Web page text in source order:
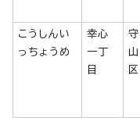
こうしんい
っちょうめ
幸心
一丁
目
守
山
区